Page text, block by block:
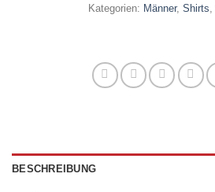
Kategorien: Männer, Shirts
BESCHREIBUNG